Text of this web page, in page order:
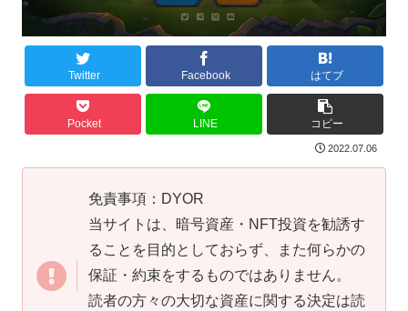
Twitter Facebook はてブ
Pocket LINE コピー
2022.07.06
免責事項：DYOR
当サイトは、暗号資産・NFT投資を勧誘す
ることを目的としておらず、また何らかの
保証・約束をするものではありません。
読者の方々の大切な資産に関する決定は読